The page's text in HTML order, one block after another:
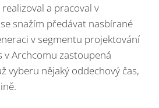
a pracoval v
snažím předávat nasbírané
v segmentu projektování
v Archcomu zastoupená
vyberu nějaký oddechový čas,